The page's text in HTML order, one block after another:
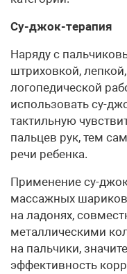
Су-джок-терапия
Наряду с
штриховкой,
логопедической
использовать су-
тактильную
пальцев рук, тем
речи ребенка.
Применение су-
массажных
на ладонях,
металлическими
на пальчики,
эффективность